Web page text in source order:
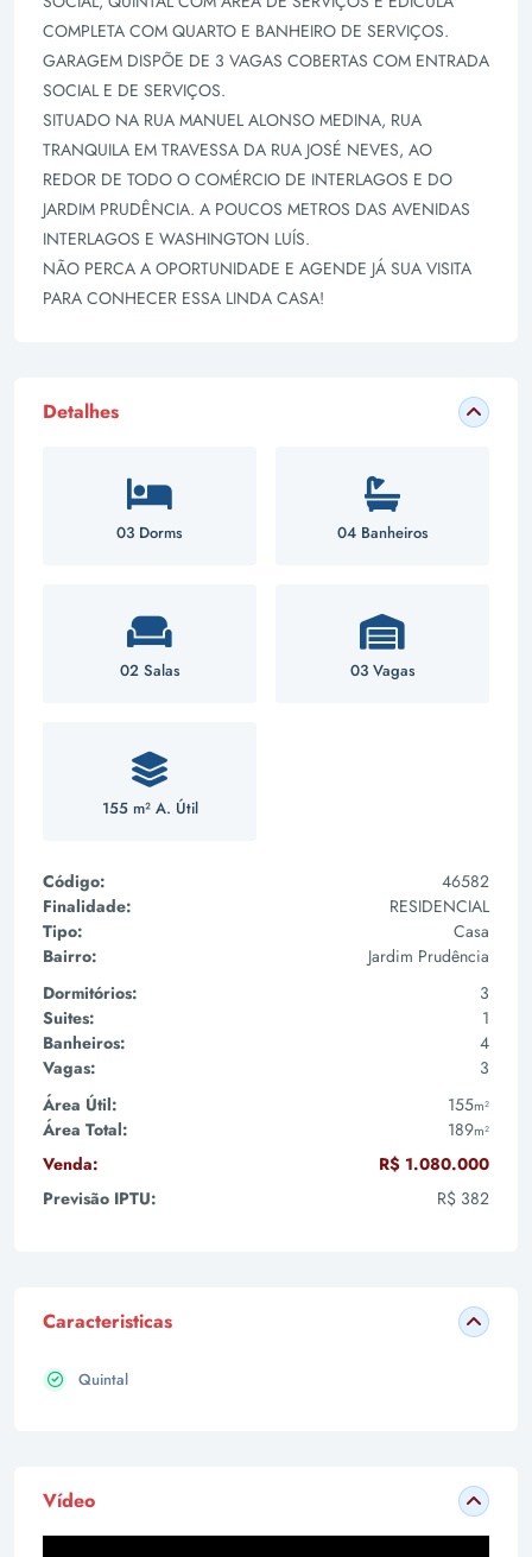
COMPLETA COM QUARTO E BANHEIRO DE SERVIÇOS.
GARAGEM DISPÕE DE 3 VAGAS COBERTAS COM ENTRADA
SOCIAL E DE SERVIÇOS.
SITUADO NA RUA MANUEL ALONSO MEDINA, RUA
TRANQUILA EM TRAVESSA DA RUA JOSÉ NEVES, AO
REDOR DE TODO O COMÉRCIO DE INTERLAGOS E DO
JARDIM PRUDÊNCIA. A POUCOS METROS DAS AVENIDAS
INTERLAGOS E WASHINGTON LUÍS.
NÃO PERCA A OPORTUNIDADE E AGENDE JÁ SUA VISITA
PARA CONHECER ESSA LINDA CASA!
Detalhes
03 Dorms 04 Banheiros
02 Salas 03 Vagas
155 m² A. Útil
Código:
46582
Finalidade:
RESIDENCIAL
Tipo:
Casa
Bairro:
Jardim Prudência
Dormitórios:
3
Suites:
1
Banheiros:
4
Vagas:
3
Área Útil:
155m²
Área Total: 189m²
Venda:
R$ 1.080.000
Previsão IPTU:
R$ 382
Caracteristicas
Quintal
Vídeo